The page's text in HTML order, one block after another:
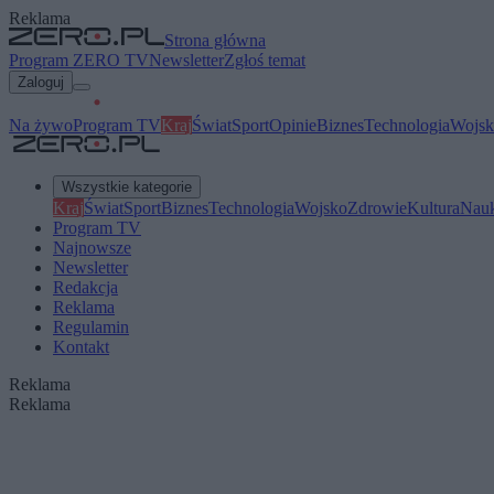
Reklama
Strona główna
Program ZERO TVNewsletterZgłoś temat
Zaloguj
Na żywoProgram TVKrajŚwiatSportOpinieBiznesTechnologia
Wszystkie kategorie
KrajŚwiatSportBiznesTechnologiaWojskoZdrowieKultura
Program TV
Najnowsze
Newsletter
Redakcja
Reklama
Regulamin
Kontakt
Reklama
Reklama